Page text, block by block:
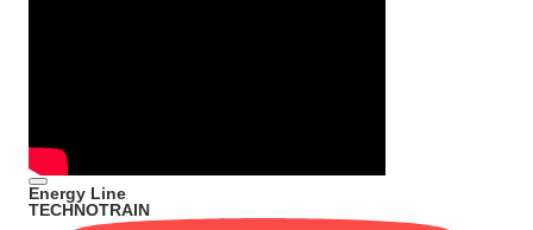
Energy Line
TECHNOTRAIN